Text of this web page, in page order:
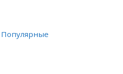
Популярные